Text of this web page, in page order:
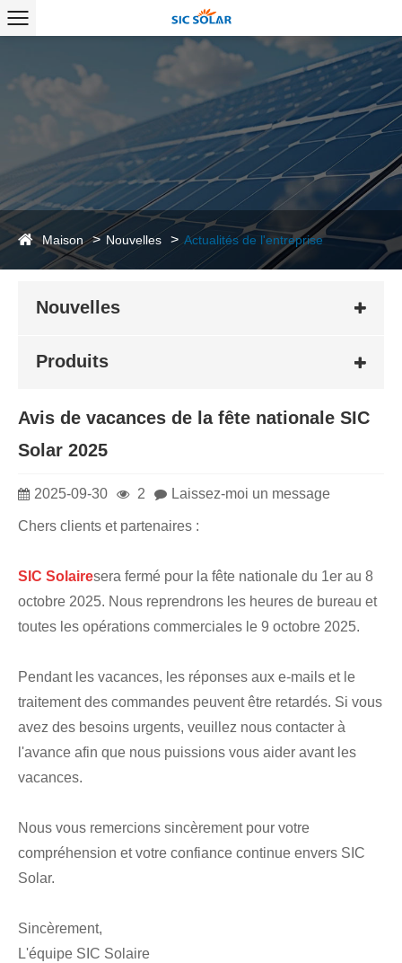
Maison Nouvelles Actualités de l'entreprise
Nouvelles
Produits
Avis de vacances de la fête nationale SIC
Solar 2025
2025-09-30 2 Laissez-moi un message
Chers clients et partenaires :
SIC Solairesera fermé pour la fête nationale du 1er au 8
octobre 2025. Nous reprendrons les heures de bureau et
toutes les opérations commerciales le 9 octobre 2025.
Pendant les vacances, les réponses aux e-mails et le
traitement des commandes peuvent être retardés. Si vous
avez des besoins urgents, veuillez nous contacter à
l'avance afin que nous puissions vous aider avant les
vacances.
Nous vous remercions sincèrement pour votre
compréhension et votre confiance continue envers SIC
Solar.
Sincèrement,
L'équipe SIC Solaire